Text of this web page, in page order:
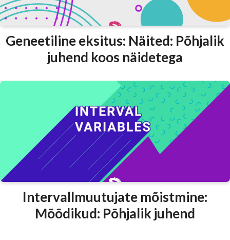
Geneetiline eksitus: Näited: Põhjalik
juhend koos näidetega
Intervallmuutujate mõistmine:
Mõõdikud: Põhjalik juhend